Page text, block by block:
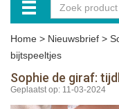
Home > Nieuwsbrief >
bijtspeeltjes
Sophie de giraf:
Geplaatst op: 11-03-2024